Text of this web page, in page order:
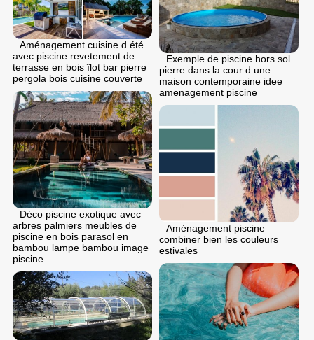
Aménagement cuisine d été
avec piscine revetement de
terrasse en bois îlot bar pierre
pergola bois cuisine couverte
Exemple de piscine hors sol
pierre dans la cour d une
maison contemporaine idee
amenagement piscine
Déco piscine exotique avec
arbres palmiers meubles de
piscine en bois parasol en
bambou lampe bambou image
piscine
Aménagement piscine
combiner bien les couleurs
estivales